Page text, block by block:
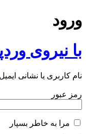
ورود
با نیروی
نام کاربری یا نشانی ایمیل
رمز عبور
مرا به خاطر بسپار